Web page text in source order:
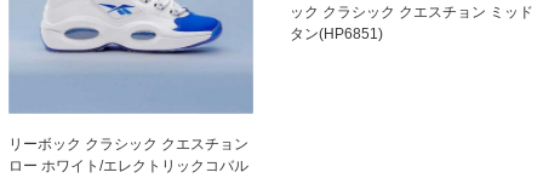
リーボック クラシック クエスチョン
ロー ホワイト/エレクトリックコバル
ック クラシック クエスチョン ミッド
タン(HP6851)